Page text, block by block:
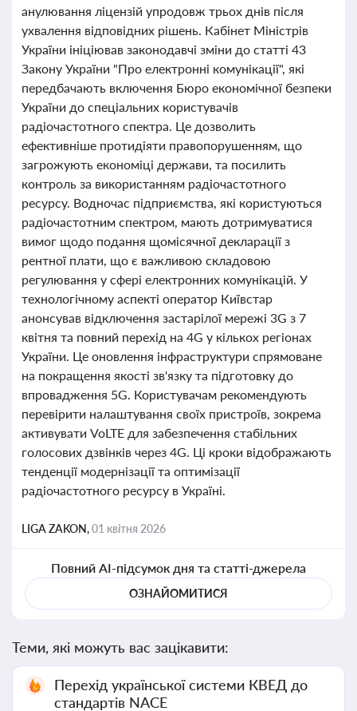
анулювання ліцензій упродовж трьох днів після
ухвалення відповідних рішень. Кабінет Міністрів
України ініціював законодавчі зміни до статті 43
Закону України "Про електронні комунікації", які
передбачають включення Бюро економічної безпеки
України до спеціальних користувачів
радіочастотного спектра. Це дозволить
ефективніше протидіяти правопорушенням, що
загрожують економіці держави, та посилить
контроль за використанням радіочастотного
ресурсу. Водночас підприємства, які користуються
радіочастотним спектром, мають дотримуватися
вимог щодо подання щомісячної декларації з
рентної плати, що є важливою складовою
регулювання у сфері електронних комунікацій. У
технологічному аспекті оператор Київстар
анонсував відключення застарілої мережі 3G з 7
квітня та повний перехід на 4G у кількох регіонах
України. Це оновлення інфраструктури спрямоване
на покращення якості зв'язку та підготовку до
впровадження 5G. Користувачам рекомендують
перевірити налаштування своїх пристроїв, зокрема
активувати VoLTE для забезпечення стабільних
голосових дзвінків через 4G. Ці кроки відображають
тенденції модернізації та оптимізації
радіочастотного ресурсу в Україні.
LIGA ZAKON,01 квітня 2026
Повний AI-підсумок дня та статті-джерела
ОЗНАЙОМИТИСЯ
Теми, які можуть вас зацікавити:
Перехід української системи КВЕД до
стандартів NACE